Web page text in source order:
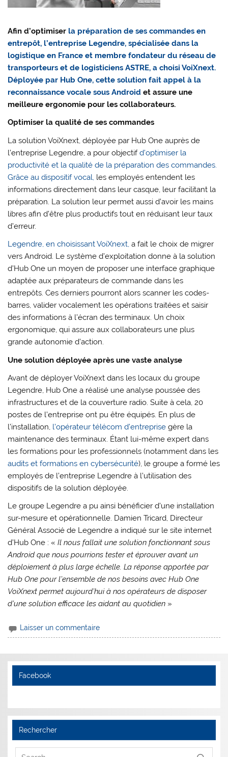
Afin d’optimiserla préparation de ses commandes en
entrepôt, l’entreprise Legendre, spécialisée dans la
logistique en France et membre fondateur du réseau de
transporteurs et de logisticiens ASTRE, a choisi VoiXnext.
Déployée par Hub One, cette solution fait appel à la
reconnaissance vocale sous Android et assure une
meilleure ergonomie pour les collaborateurs.
Optimiser la qualité de ses commandes
La solution VoiXnext, déployée par Hub One auprès de
l’entreprise Legendre, a pour objectifd’optimiser la
productivité et la qualité de la préparation des commandes.
Grâce au dispositif vocal, les employés entendent les
informations directement dans leur casque, leur facilitant la
préparation. La solution leur permet aussi d’avoir les mains
libres afin d’être plus productifs tout en réduisant leur taux
d’erreur.
Legendre, en choisissant VoiXnext, a fait le choix de migrer
vers Android. Le système d’exploitation donne à la solution
d’Hub One un moyen de proposer une interface graphique
adaptée aux préparateurs de commande dans les
entrepôts. Ces derniers pourront alors scanner les codes-
barres, valider vocalement les opérations traitées et saisir
des informations à l’écran des terminaux. Un choix
ergonomique, qui assure aux collaborateurs une plus
grande autonomie d’action.
Une solution déployée après une vaste analyse
Avant de déployer VoiXnext dans les locaux du groupe
Legendre, Hub One a réalisé une analyse poussée des
infrastructures et de la couverture radio. Suite à cela, 20
postes de l’entreprise ont pu être équipés. En plus de
l’installation, l’opérateur télécom d’entreprise gère la
maintenance des terminaux. Étant lui-même expert dans
les formations pour les professionnels (notamment dans les
audits et formations en cybersécurité), le groupe a formé les
employés de l’entreprise Legendre à l’utilisation des
dispositifs de la solution déployée.
Le groupe Legendre a pu ainsi bénéficier d’une installation
sur-mesure et opérationnelle. Damien Tricard, Directeur
Général Associé de Legendre a indiqué sur le site internet
d’Hub One : «Il nous fallait une solution fonctionnant sous
Android que nous pourrions tester et éprouver avant un
déploiement à plus large échelle. La réponse apportée par
Hub One pour l’ensemble de nos besoins avec Hub One
VoiXnext permet aujourd’hui ànos opérateurs de disposer
d’une solution efficace les aidant au quotidien »
Laisser un commentaire
Facebook
Rechercher